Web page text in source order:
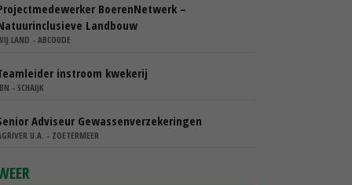
BoerenNetwerk –
Landbouw
- ABCOUDE
instroom kwekerij
- SCHAIJK
Adviseur Gewassenverzekeringen
U.A. - ZOETERMEER